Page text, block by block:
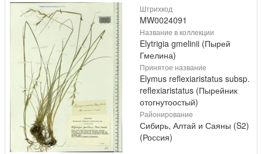
Штрихкод
MW0024091
Название в коллекции
Elytrigia gmelinii (Пырей
Гмелина)
Принятое название
Elymus reflexiaristatus subsp.
reflexiaristatus (Пырейник
отогнутоостый)
Районирование
Сибирь, Алтай и Саяны (S2)
(Россия)